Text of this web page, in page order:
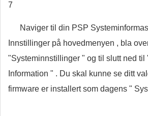
7
Naviger til din PSP
Innstillinger på hovedmenyen , bla
"Systeminnstillinger " og til slutt ned til
Information " . Du skal kunne se ditt
firmware er installert som dagens "